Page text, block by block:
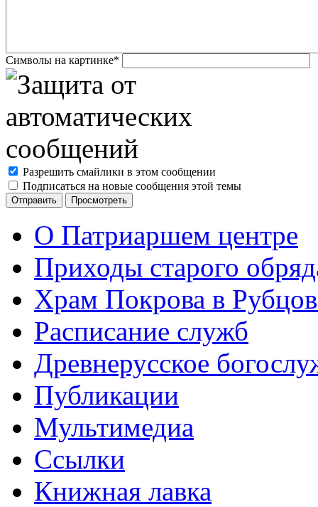
Символы на картинке*
Разрешить смайлики в этом сообщении
Подписаться на новые сообщения этой темы
О Патриаршем центре
Приходы старого
Храм Покрова в
Расписание служб
Древнерусское
Публикации
Мультимедиа
Ссылки
Книжная лавка